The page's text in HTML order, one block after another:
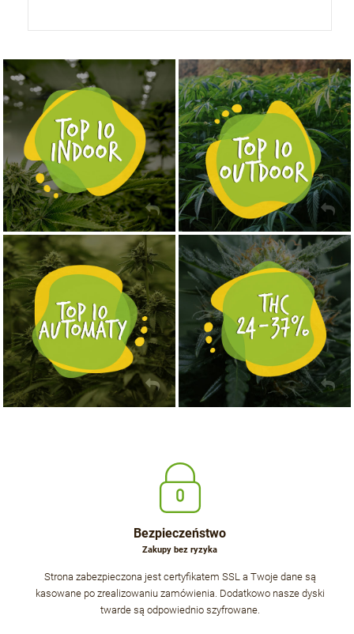
NASIONA MARIHUANY TOP 10 INDOOR
KUP TERAZ NASIONA MARIHUANY TOP 10 OUTDOOR
KUP TERAZ
NASIONA MARIHUANY TOP 10 AUTOFLOWERING
KUP TERAZ MOCNE ODMIANY MARIHUANY THC OD 24 - 37%
KUP TERAZ
Bezpieczeństwo
Zakupy bez ryzyka
Strona zabezpieczona jest certyfikatem SSL a Twoje dane są
kasowane po zrealizowaniu zamówienia. Dodatkowo nasze dyski
twarde są odpowiednio szyfrowane.